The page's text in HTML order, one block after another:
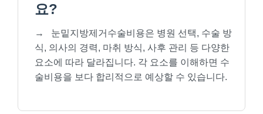
요?
→
눈밑지방제거수술비용은 병원 선택, 수술 방
식, 의사의 경력, 마취 방식, 사후 관리 등 다양한
요소에 따라 달라집니다. 각 요소를 이해하면 수
술비용을 보다 합리적으로 예상할 수 있습니다.